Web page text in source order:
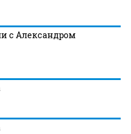
с Александром